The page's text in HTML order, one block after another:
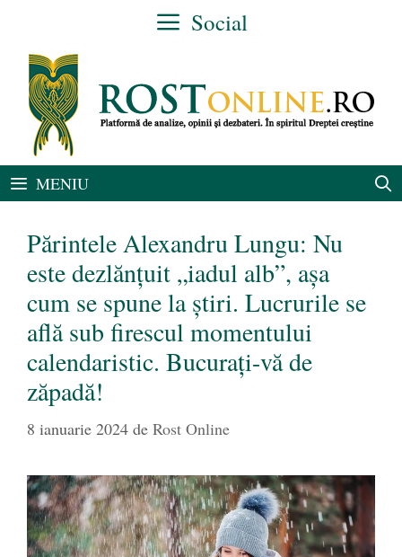
conținut
Social
MENIU
Părintele Alexandru Lungu: Nu
este dezlănțuit „iadul alb”, așa
cum se spune la știri. Lucrurile se
află sub firescul momentului
calendaristic. Bucurați-vă de
zăpadă!
8 ianuarie 2024 de Rost Online